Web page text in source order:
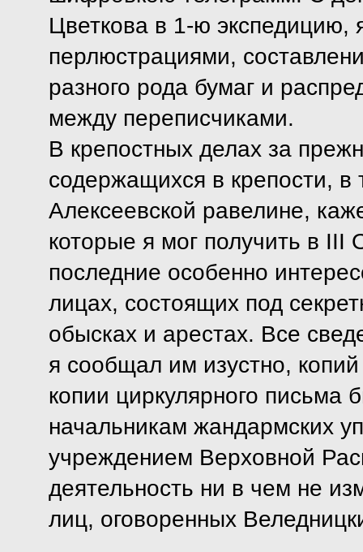
Цветкова в 1-ю экспедицию,
перлюстрациями,
разного рода бумаг и
между переписчиками.
В крепостных делах за
содержащихся в крепости,
Алексеевской равелине,
которые я мог получить в
последние особенно
лицах, состоящих под
обысках и арестах. Все
я сообщал им изустно,
копии циркулярного
начальникам жандармских
учреждением Верховной
деятельность ни в чем не
лиц, оговоренных